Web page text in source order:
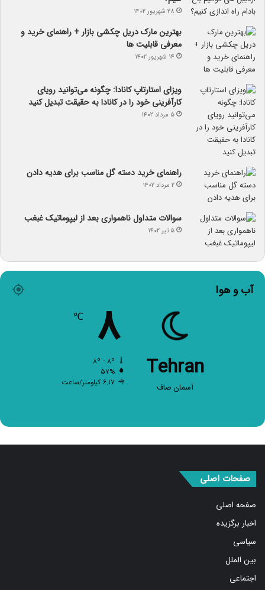
۲۸ شهریور ۱۴۰۲
بهترین مارک دریل چکشی بازار + راهنمای خرید و
معرفی قابلیت ها
۱۴ شهریور ۱۴۰۲
ویزای استارتاپ کانادا: چگونه می‌توانید رویای
کارآفرینی خود را در کانادا به حقیقت تبدیل کنید
۵ مرداد ۱۴۰۲
راهنمای خرید دسته گل مناسب برای هدیه دادن
۲ مرداد ۱۴۰۲
سوالات متداول ناهمواری بعد از لیپوماتیک غبغب
۵ تیر ۱۴۰۲
آب و هوا
Tehran
آسمان صاف
۸ ℃
۵۷%
۶.۱۷ کیلومتر/ساعت
صفحات اصلی
صفحه اصلی
اخبار برگزیده
سیاسی
بین الملل
اجتماعی